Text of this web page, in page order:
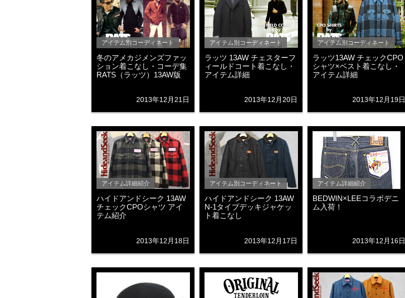
アイテム別コーディネート
冬のアメカジメンズファッ
ション着こなし・コーデ集
RATS（ラッツ）13AW版
2013年12月21日
アイテム別コーディネート
ラッツ 13AW チェスターフ
ィールドコート着こなし・
アイテム詳細
2013年12月20日
アイテム別コーディネート
ラッツ13AW チェックCPO
シャツ×ベスト着こなし・
アイテム詳細
2013年12月19日
アイテム詳細紹介
ハイドアンドシーク 13AW
チェックCPOシャツ アイ
テム紹介
2013年12月18日
アイテム別コーディネート
ハイドアンドシーク 13AW
N-1タイプデッキジャケッ
ト着こなし
2013年12月17日
アイテム詳細紹介
BEDWIN×LEEコラボデニ
ム入荷！
2013年12月16日